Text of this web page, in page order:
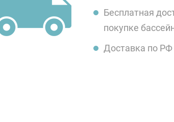
Бесплатная
покупке
Доставка по РФ